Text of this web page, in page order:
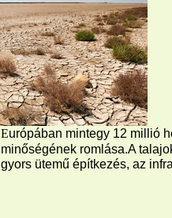
Európában mintegy 12 millió
minőségének romlása.A
gyors ütemű építkezés, az